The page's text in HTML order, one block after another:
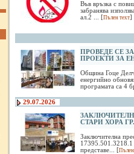
Във връзка с
забранява
ал.2 ... [Пълен техт]
ПРОВЕДЕ СЕ
ПРОЕКТИ ЗА
Община Гоце
енергийно
програмата са 4
29.07.2026
СТАРИ ХОРА
Заключителна
17395.501.3218.1
представе... [Пълен